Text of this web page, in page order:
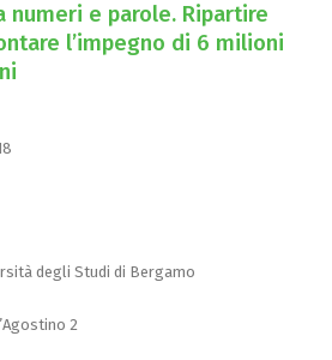
e parole. Ripartire
l’impegno di 6 milioni
degli Studi di Bergamo
2